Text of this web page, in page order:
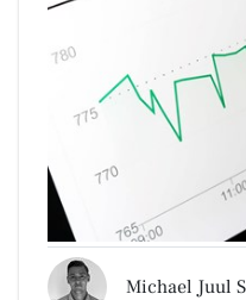
Michael Juul